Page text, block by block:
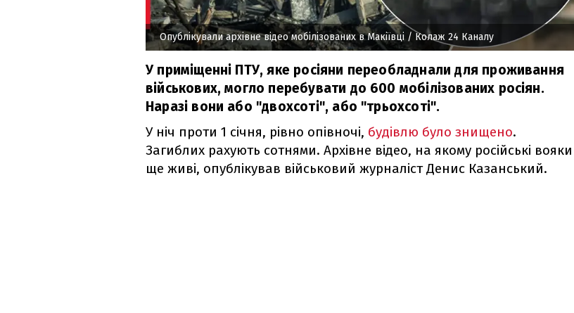
Опублікували архівне відео мобілізованих в Макіївці/ Колаж 24 Каналу
У приміщенні ПТУ, яке росіяни переобладнали для проживання
військових, могло перебувати до 600 мобілізованих росіян.
Наразі вони або "двохсоті", або "трьохсоті".
У ніч проти 1 січня, рівно опівночі, будівлю було знищено.
Загиблих рахують сотнями. Архівне відео, на якому російські вояки
ще живі, опублікував військовий журналіст Денис Казанський.